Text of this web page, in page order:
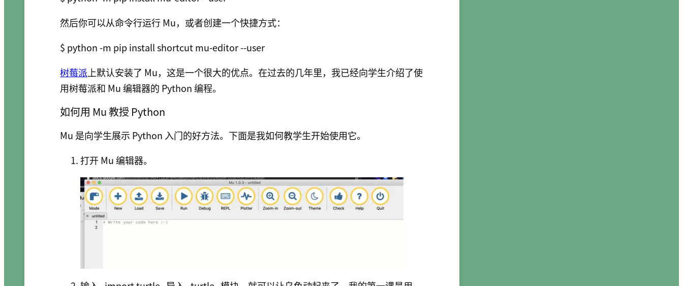
然后你可以从命令行运行 Mu，或者创建一个快捷方式：
树莓派 上默认安装了 Mu，这是一个很大的优点。在过去的几年里，我已经向学生介绍了使
用树莓派和 Mu 编辑器的 Python 编程。
如何用 Mu 教授 Python
Mu 是向学生展示 Python 入门的好方法。下面是我如何教学生开始使用它。
打开 Mu 编辑器。